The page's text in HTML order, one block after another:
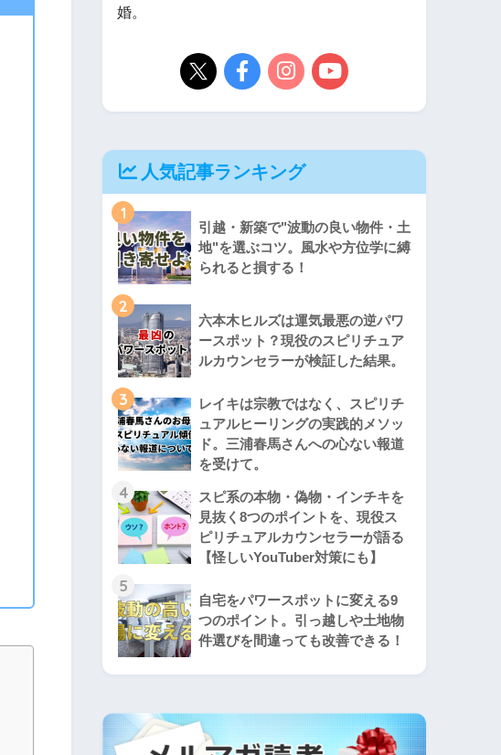
婚。
人気記事ランキング
1
引越・新築で"波動の良い物件・土
地"を選ぶコツ。風水や方位学に縛
られると損する！
2
六本木ヒルズは運気最悪の逆パワ
ースポット？現役のスピリチュア
ルカウンセラーが検証した結果。
3
レイキは宗教ではなく、スピリチ
ュアルヒーリングの実践的メソッ
ド。三浦春馬さんへの心ない報道
を受けて。
4
スピ系の本物・偽物・インチキを
見抜く8つのポイントを、現役ス
ピリチュアルカウンセラーが語る
【怪しいYouTuber対策にも】
5
自宅をパワースポットに変える9
つのポイント。引っ越しや土地物
件選びを間違っても改善できる！